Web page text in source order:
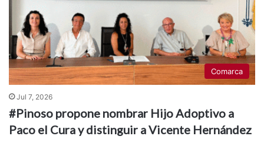
Comarca
Jul 7, 2026
#Pinoso propone nombrar Hijo Adoptivo a
Paco el Cura y distinguir a Vicente Hernández